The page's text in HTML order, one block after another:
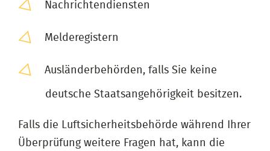
Nachrichtendiensten
Melderegistern
Ausländerbehörden, falls Sie keine
deutsche Staatsangehörigkeit besitzen.
​​​​​​​Falls die Luftsicherheitsbehörde während Ihrer
Überprüfung weitere Fragen hat, kann die